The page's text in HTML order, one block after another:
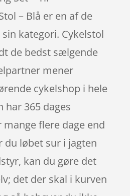
– Blå er en af de
kategori. Cykelstol
de bedst sælgende
mener
cykelshop i hele
har 365 dages
flere dage end
du løbet sur i jagten
kan du gøre det
det der skal i kurven